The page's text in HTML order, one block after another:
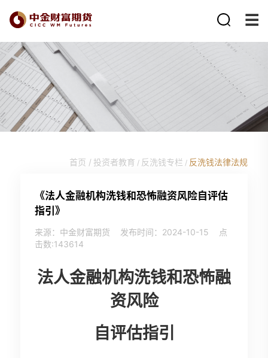
首页 / 投资者教育 / 反洗钱专栏 / 反洗钱法律法规
《法人金融机构洗钱和恐怖融资风险自评估
指引》
来源：中金财富期货 发布时间：2024-10-15
点
击数:143614
法人金融机构洗钱和恐怖融
资风险
自评估指引